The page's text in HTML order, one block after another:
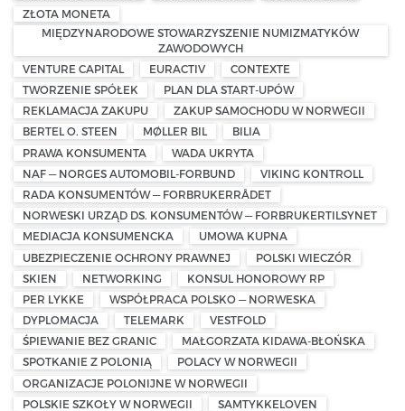
ZŁOTA MONETA
MIĘDZYNARODOWE STOWARZYSZENIE NUMIZMATYKÓW
ZAWODOWYCH
VENTURE CAPITAL
EURACTIV
CONTEXTE
TWORZENIE SPÓŁEK
PLAN DLA START-UPÓW
REKLAMACJA ZAKUPU
ZAKUP SAMOCHODU W NORWEGII
BERTEL O. STEEN
MØLLER BIL
BILIA
PRAWA KONSUMENTA
WADA UKRYTA
NAF — NORGES AUTOMOBIL-FORBUND
VIKING KONTROLL
RADA KONSUMENTÓW — FORBRUKERRÅDET
NORWESKI URZĄD DS. KONSUMENTÓW — FORBRUKERTILSYNET
MEDIACJA KONSUMENCKA
UMOWA KUPNA
UBEZPIECZENIE OCHRONY PRAWNEJ
POLSKI WIECZÓR
SKIEN
NETWORKING
KONSUL HONOROWY RP
PER LYKKE
WSPÓŁPRACA POLSKO — NORWESKA
DYPLOMACJA
TELEMARK
VESTFOLD
ŚPIEWANIE BEZ GRANIC
MAŁGORZATA KIDAWA-BŁOŃSKA
SPOTKANIE Z POLONIĄ
POLACY W NORWEGII
ORGANIZACJE POLONIJNE W NORWEGII
POLSKIE SZKOŁY W NORWEGII
SAMTYKKELOVEN